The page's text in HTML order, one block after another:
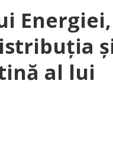
Energiei,
al lui